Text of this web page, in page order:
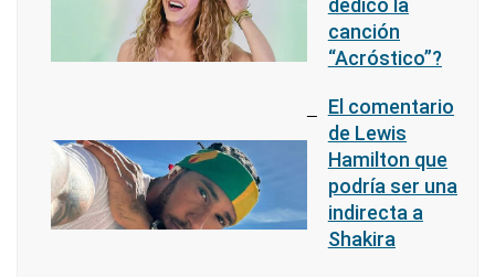
dedicó la
canción
“Acróstico”?
El comentario
de Lewis
Hamilton que
podría ser una
indirecta a
Shakira